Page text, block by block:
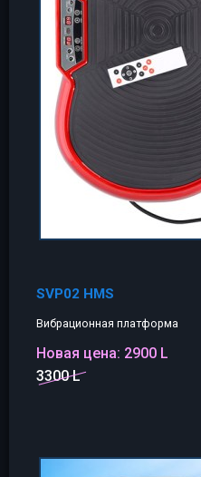
SVP02 HMS
Вибрационная платформа
Новая цена: 2900 L
3300 L